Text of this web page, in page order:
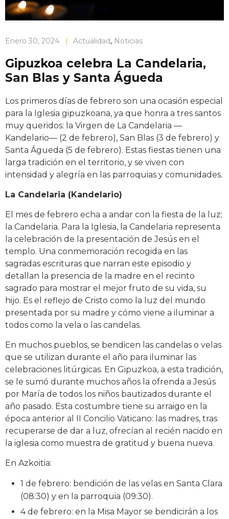
Enero 30, 2024 Actualidad, Noticias
Gipuzkoa celebra La Candelaria,
San Blas y Santa Águeda
Los primeros días de febrero son una ocasión especial
para la Iglesia gipuzkoana, ya que honra a tres santos
muy queridos: la Virgen de La Candelaria —
Kandelario— (2 de febrero), San Blas (3 de febrero) y
Santa Águeda (5 de febrero). Estas fiestas tienen una
larga tradición en el territorio, y se viven con
intensidad y alegría en las parroquias y comunidades.
La Candelaria (Kandelario)
El mes de febrero echa a andar con la fiesta de la luz;
la Candelaria. Para la Iglesia, la Candelaria representa
la celebración de la presentación de Jesús en el
templo. Una conmemoración recogida en las
sagradas escrituras que narran este episodio y
detallan la presencia de la madre en el recinto
sagrado para mostrar el mejor fruto de su vida, su
hijo. Es el reflejo de Cristo como la luz del mundo
presentada por su madre y cómo viene a iluminar a
todos como la vela o las candelas.
En muchos pueblos, se bendicen las candelas o velas
que se utilizan durante el año para iluminar las
celebraciones litúrgicas. En Gipuzkoa, a esta tradición,
se le sumó durante muchos años la ofrenda a Jesús
por María de todos los niños bautizados durante el
año pasado. Esta costumbre tiene su arraigo en la
época anterior al II Concilio Vaticano: las madres, tras
recuperarse de dar a luz, ofrecían al recién nacido en
la iglesia como muestra de gratitud y buena nueva.
En Azkoitia:
1 de febrero: bendición de las velas en Santa Clara
(08:30) y en la parroquia (09:30).
4 de febrero: en la Misa Mayor se bendicirán a los